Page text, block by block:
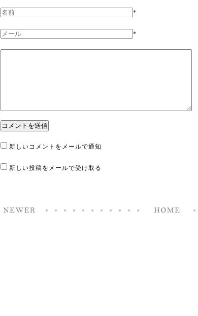
*
*
新しいコメントをメールで通知
新しい投稿をメールで受け取る